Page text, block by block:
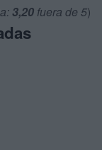
3,20 fuera de 5)